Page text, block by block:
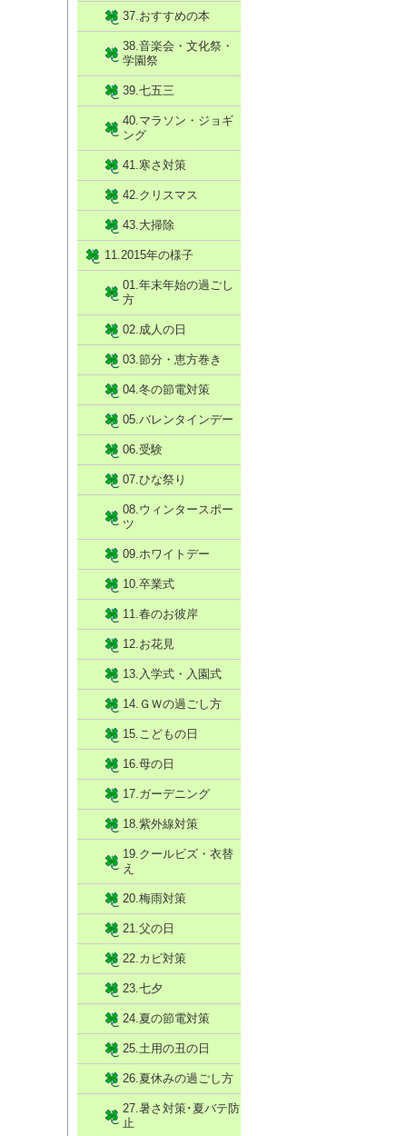
37.おすすめの本
38.音楽会・文化祭・
学園祭
39.七五三
40.マラソン・ジョギ
ング
41.寒さ対策
42.クリスマス
43.大掃除
11.2015年の様子
01.年末年始の過ごし
方
02.成人の日
03.節分・恵方巻き
04.冬の節電対策
05.バレンタインデー
06.受験
07.ひな祭り
08.ウィンタースポー
ツ
09.ホワイトデー
10.卒業式
11.春のお彼岸
12.お花見
13.入学式・入園式
14.ＧＷの過ごし方
15.こどもの日
16.母の日
17.ガーデニング
18.紫外線対策
19.クールビズ・衣替
え
20.梅雨対策
21.父の日
22.カビ対策
23.七夕
24.夏の節電対策
25.土用の丑の日
26.夏休みの過ごし方
27.暑さ対策･夏バテ防
止